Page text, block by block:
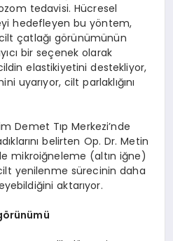
tedavisi. Hücresel
hedefleyen bu yöntem,
cilt çatlağı görünümünün
bir seçenek olarak
elastikiyetini destekliyor,
uyarıyor, cilt parlaklığını
Demet Tıp Merkezi’nde
belirten Op. Dr. Metin
mikroiğneleme (altın iğne)
yenilenme sürecinin daha
aktarıyor.
örünümü